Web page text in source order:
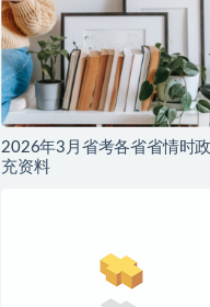
2026年3月省考各省省情时
充资料